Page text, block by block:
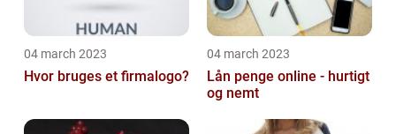
04 march 2023
Hvor bruges et firmalogo?
04 march 2023
Lån penge online - hurtigt
og nemt